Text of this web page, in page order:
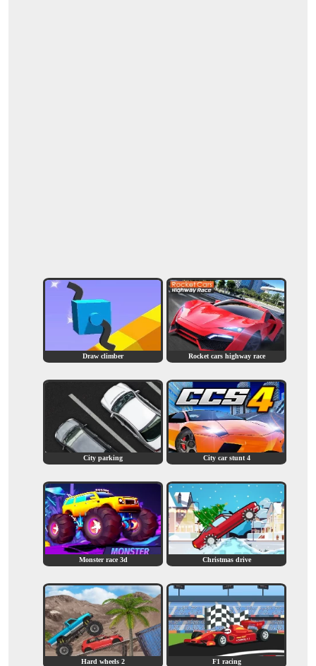
Draw climber Rocket cars highway race
City parking City car stunt 4
Monster race 3d Christmas drive
Hard wheels 2 F1 racing